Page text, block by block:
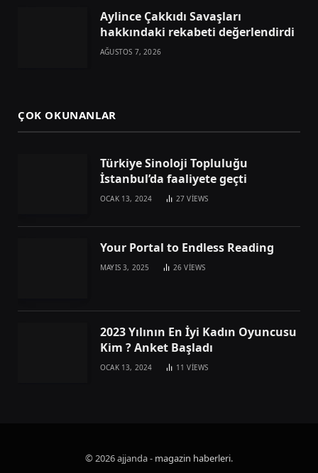
Aylince Çakkıdı Savaşları
hakkındaki rekabeti değerlendirdi
AĞUSTOS 7, 2026
ÇOK OKUNANLAR
Türkiye Sinoloji Topluluğu
İstanbul’da faaliyete geçti
OCAK 13, 2024 27VIEWS
Your Portal to Endless Reading
MAYIS 3, 2025 26VIEWS
2023 Yılının En İyi Kadın Oyuncusu
Kim ? Anket Başladı
OCAK 13, 2024 11VIEWS
© 2026 ajjanda - magazin haberleri.